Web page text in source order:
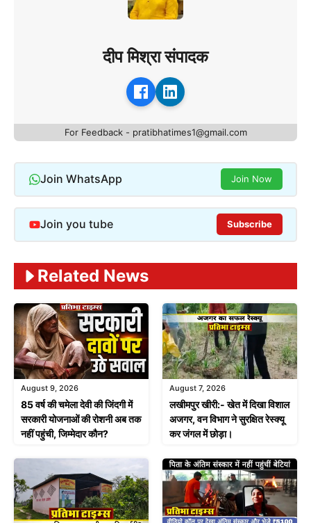
दीप मिश्रा संपादक
For Feedback - pratibhatimes1@gmail.com
Join WhatsApp Join Now
Join you tube Subscribe
Related News
August 9, 2026
85 वर्ष की चमेला देवी की जिंदगी में
सरकारी योजनाओं की रोशनी अब तक
नहीं पहुंची, जिम्मेदार कौन?
August 7, 2026
लखीमपुर खीरी:- खेत में दिखा विशाल
अजगर, वन विभाग ने सुरक्षित रेस्क्यू
कर जंगल में छोड़ा।